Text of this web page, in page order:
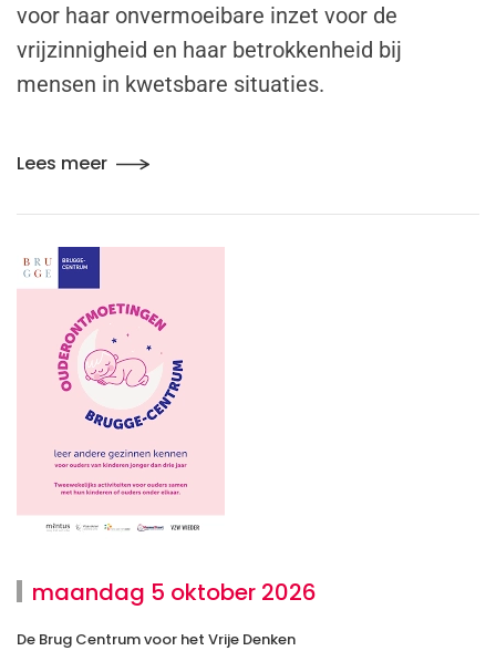
voor haar onvermoeibare inzet voor de
vrijzinnigheid en haar betrokkenheid bij
mensen in kwetsbare situaties.
Lees meer
maandag 5 oktober 2026
De Brug Centrum voor het Vrije Denken